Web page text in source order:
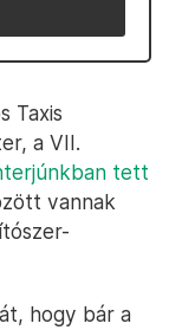
Taxis
a VII.
tett
vannak
hogy bár a